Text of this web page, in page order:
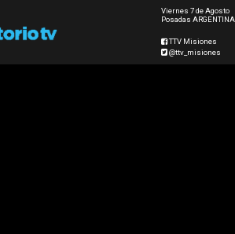
Viernes 7 de Agosto
Posadas ARGENTINA
TTV Misiones
@ttv_misiones